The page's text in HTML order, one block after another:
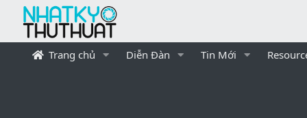
Trang chủ Diễn Đàn Tin Mới